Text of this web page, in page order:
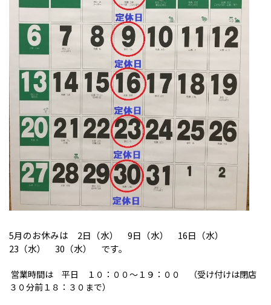
5月のお休みは 2日（水） 9日（水） 16日（水）
23（水） 30（水） です。
営業時間は 平日 １０：００～１９：００ （受け付けは閉店
３０分前１８：３０まで）